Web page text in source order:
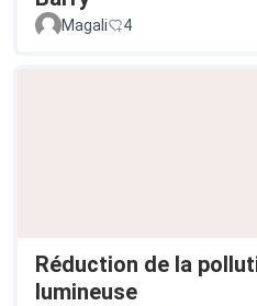
Magali 4
Réduction de la
lumineuse